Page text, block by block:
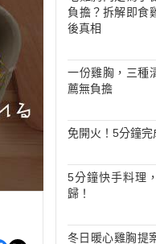
負擔？拆解即食
後真相
一份雞胸，三種
薦無負擔
免開火！5分鐘
5分鐘快手料理
歸！
冬日暖心雞胸提